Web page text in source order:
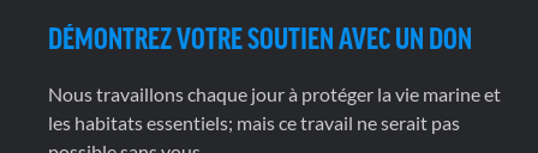
DÉMONTREZ VOTRE SOUTIEN AVEC UN DON
Nous travaillons chaque jour à protéger la vie marine et
les habitats essentiels; mais ce travail ne serait pas